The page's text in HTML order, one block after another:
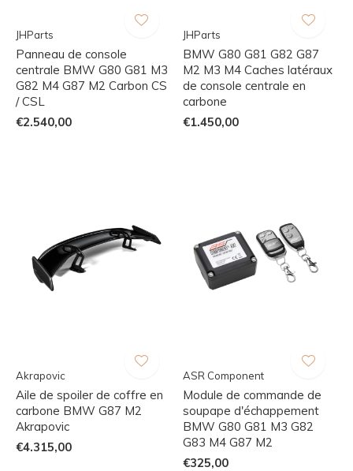
JHParts
Panneau de console
centrale BMW G80 G81 M3
G82 M4 G87 M2 Carbon CS
/ CSL
€2.540,00
JHParts
BMW G80 G81 G82 G87
M2 M3 M4 Caches latéraux
de console centrale en
carbone
€1.450,00
Akrapovic
Aile de spoiler de coffre en
carbone BMW G87 M2
Akrapovic
€4.315,00
ASR Component
Module de commande de
soupape d'échappement
BMW G80 G81 M3 G82
G83 M4 G87 M2
€325,00